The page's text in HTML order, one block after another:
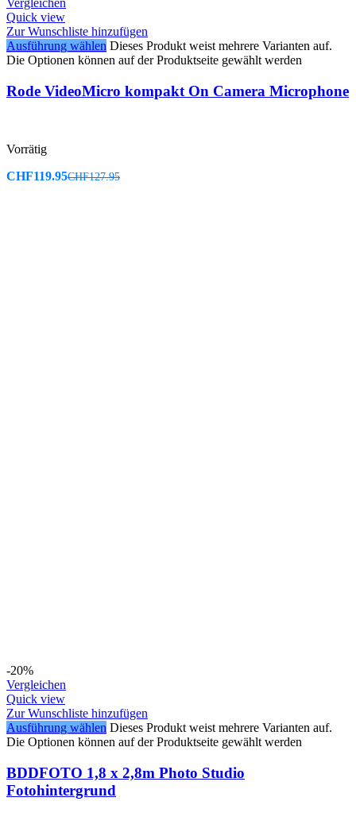
Vergleichen
Quick view
Zur Wunschliste hinzufügen
Ausführung wählen Dieses Produkt weist mehrere Varianten auf.
Die Optionen können auf der Produktseite gewählt werden
Rode VideoMicro kompakt On Camera Microphone
Vorrätig
CHF119.95CHF127.95
-20%
Vergleichen
Quick view
Zur Wunschliste hinzufügen
Ausführung wählen Dieses Produkt weist mehrere Varianten auf.
Die Optionen können auf der Produktseite gewählt werden
BDDFOTO 1,8 x 2,8m Photo Studio
Fotohintergrund